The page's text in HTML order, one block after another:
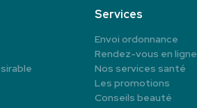
Services
Envoi ordonnance
Rendez-vous en ligne
Nos services santé
Les promotions
Conseils beauté